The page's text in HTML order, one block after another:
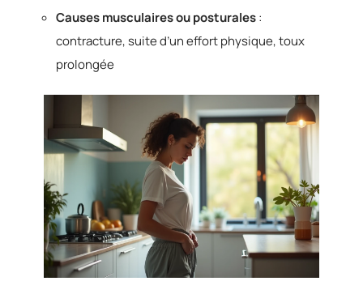
Causes musculaires ou posturales:
contracture, suite d’un effort physique, toux
prolongée